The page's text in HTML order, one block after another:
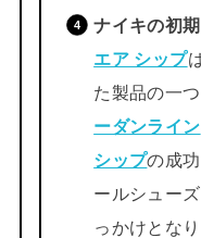
ナイキの初
エア シップ
た製品の一
ーダンライン
シップの成
ールシュー
っかけとなり